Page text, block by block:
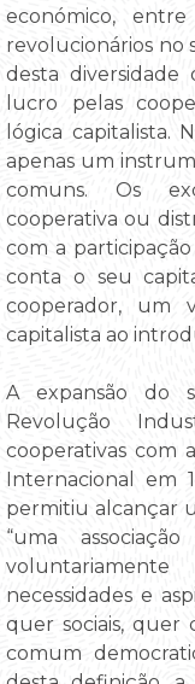
económico,
revolucionários no
desta
lucro pelas
lógica capitalista.
apenas um
comuns. Os
cooperativa ou
com a
conta o seu
cooperador, um
capitalista ao
A expansão do
Revolução
cooperativas com
Internacional em
permitiu alcançar
“uma
necessidades e
quer sociais, quer
comum